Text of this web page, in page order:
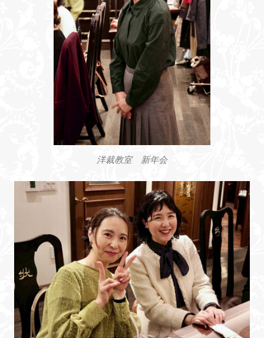
洋裁教室 新年会